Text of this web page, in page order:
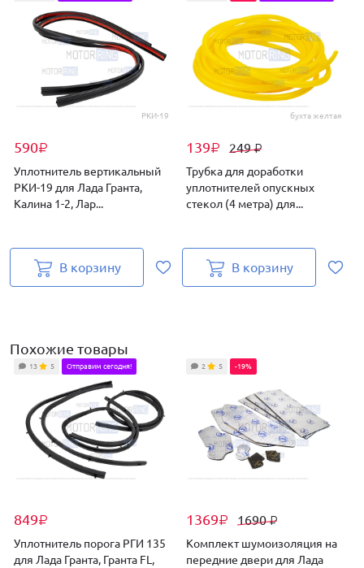
РКИ-19
590₽
Уплотнитель вертикальный
РКИ-19 для Лада Гранта,
Калина 1-2, Лар...
В корзину
бухта желтая
139₽ 249₽
Трубка для доработки
уплотнителей опускных
стекол (4 метра) для...
В корзину
Похожие товары
849₽
13 5 Отправим сегодня!
Уплотнитель порога РГИ 135
для Лада Гранта, Гранта FL,
1369₽ 1690₽
2 5 -19%
Комплект шумоизоляция на
передние двери для Лада